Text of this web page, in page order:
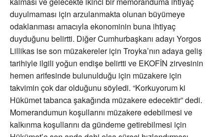
duyulmaması için arzulanmakta olunan büyümeye
odaklanması amacıyla ekonominin buna ihtiyaç
duyduğunu belirtti. Diğer Cumhurbaşkanı adayı Yorgos
Lillikas ise son müzakereler için Troyka’nın adaya geliş
tarihiyle ilgili yoğun endişe belirtti ve EKOFİN zirvesinin
hemen arifesinde bulunulduğu için müzakere için
takvimin çok dar olduğunu söyledi. “Korkuyorum ki
Hükümet tabanca şakağında müzakere edecektir” dedi.
Momerandumun koşullarını müzakere edebilmesi ve
kalkınma koşullarını da gündeme getirebilmesi için